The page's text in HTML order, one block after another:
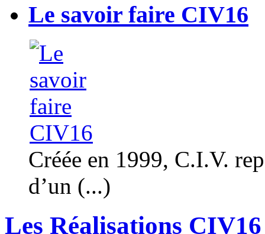
Le savoir faire CIV16
Créée en 1999, C.I.V.
d’un (...)
Les Réalisations CIV16